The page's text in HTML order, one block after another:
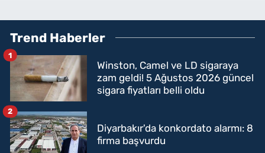
Trend Haberler
Winston, Camel ve LD sigaraya
zam geldi! 5 Ağustos 2026 güncel
sigara fiyatları belli oldu
1
Diyarbakır'da konkordato alarmı: 8
firma başvurdu
2